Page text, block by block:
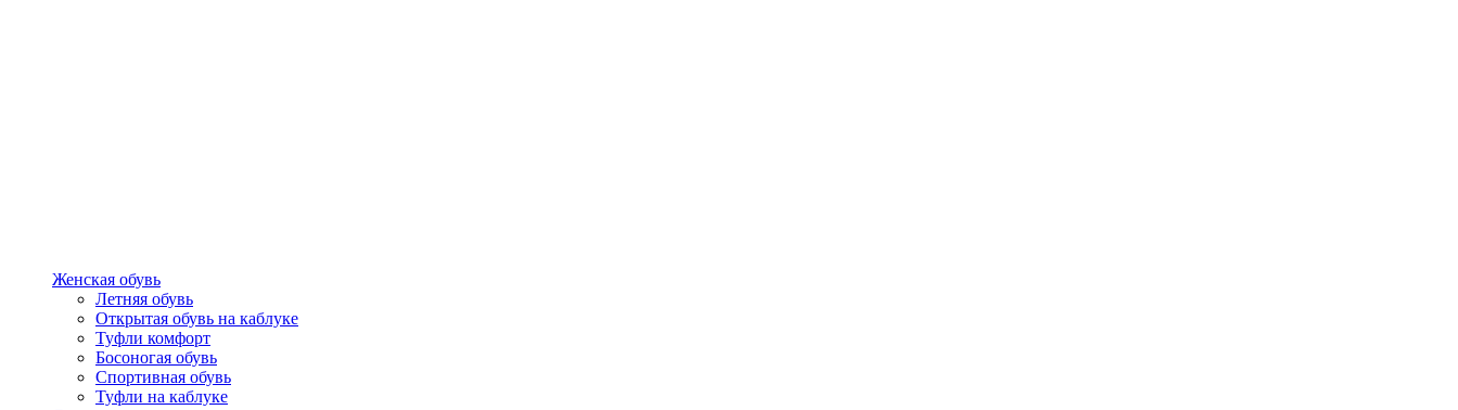
Женская обувь
Летняя обувь
Открытая обувь на каблуке
Туфли комфорт
Босоногая обувь
Спортивная обувь
Туфли на каблуке